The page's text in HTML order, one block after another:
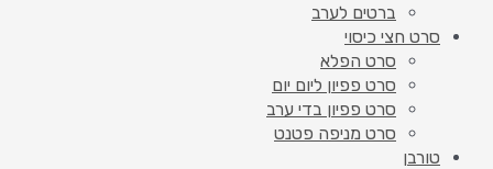
ברטים לערב
סרט חצי כיסוי
סרט הפלא
סרט פפיון ליום יום
סרט פפיון בדי ערב
סרט מניפה פטנט
טורבן